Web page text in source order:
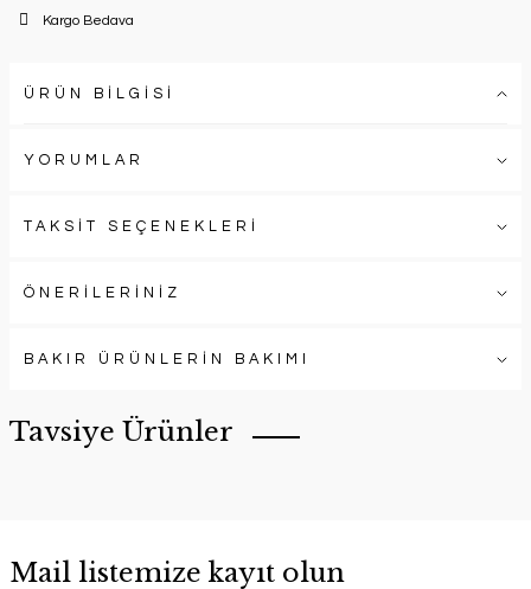
Kargo Bedava
ÜRÜN BİLGİSİ
YORUMLAR
TAKSİT SEÇENEKLERİ
ÖNERİLERİNİZ
BAKIR ÜRÜNLERİN BAKIMI
Tavsiye Ürünler
Mail listemize kayıt olun